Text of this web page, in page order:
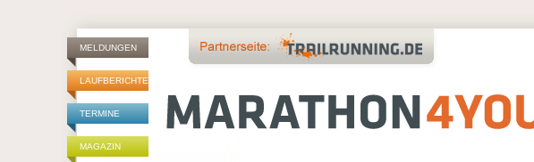
MELDUNGEN
LAUFBERICHTE
TERMINE
MAGAZIN